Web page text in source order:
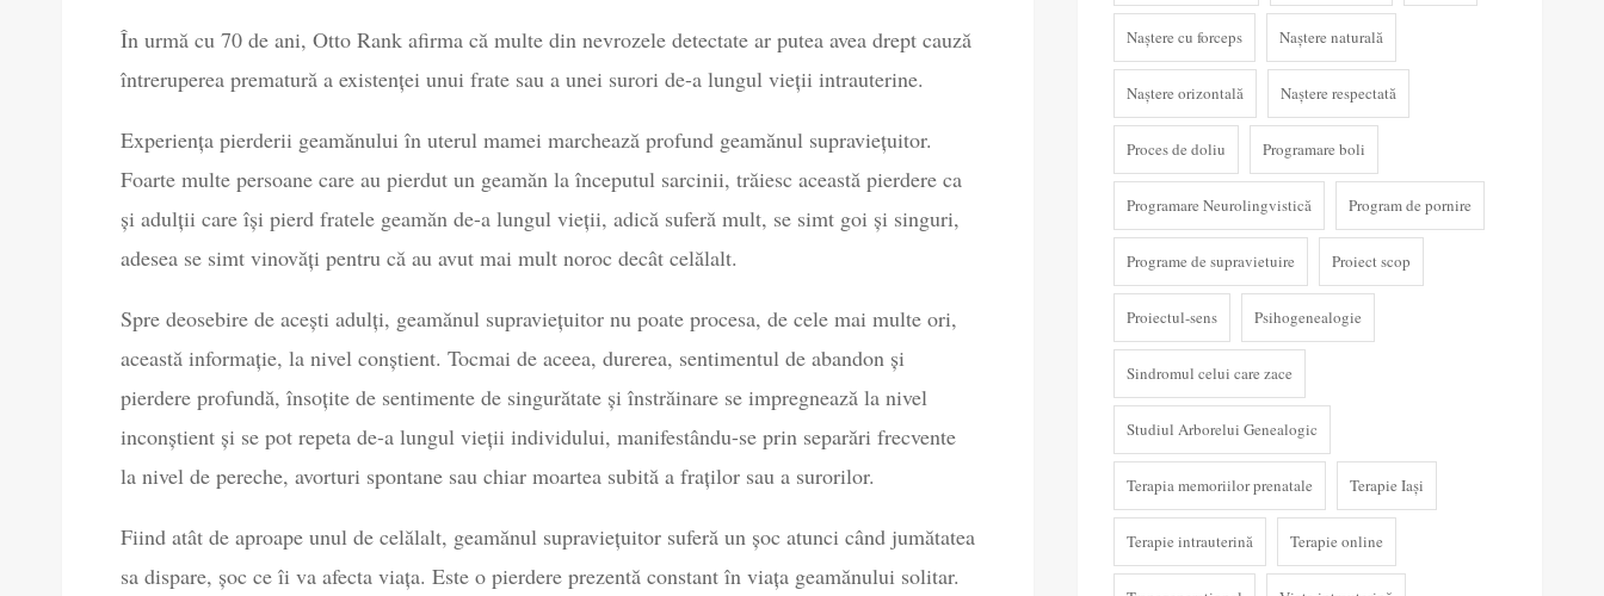
În urmă cu 70 de ani, Otto Rank afirma că multe din nevrozele detectate ar putea avea drept cauză
întreruperea prematură a existenței unui frate sau a unei surori de-a lungul vieții intrauterine.
Experiența pierderii geamănului în uterul mamei marchează profund geamănul supraviețuitor.
Foarte multe persoane care au pierdut un geamăn la începutul sarcinii, trăiesc această pierdere ca
și adulții care își pierd fratele geamăn de-a lungul vieții, adică suferă mult, se simt goi și singuri,
adesea se simt vinovăți pentru că au avut mai mult noroc decât celălalt.
Spre deosebire de acești adulți, geamănul supraviețuitor nu poate procesa, de cele mai multe ori,
această informație, la nivel conștient. Tocmai de aceea, durerea, sentimentul de abandon și
pierdere profundă, însoțite de sentimente de singurătate și înstrăinare se impregnează la nivel
inconștient și se pot repeta de-a lungul vieții individului, manifestându-se prin separări frecvente
la nivel de pereche, avorturi spontane sau chiar moartea subită a fraților sau a surorilor.
Fiind atât de aproape unul de celălalt, geamănul supraviețuitor suferă un șoc atunci când jumătatea
sa dispare, șoc ce îi va afecta viața. Este o pierdere prezentă constant în viața geamănului solitar.
Naștere cu forceps Naștere naturală
Naștere orizontală Naștere respectată
Proces de doliu Programare boli
Programare Neurolingvistică Program de pornire
Programe de supravietuire Proiect scop
Proiectul-sens Psihogenealogie
Sindromul celui care zace
Studiul Arborelui Genealogic
Terapia memoriilor prenatale Terapie Iași
Terapie intrauterină Terapie online